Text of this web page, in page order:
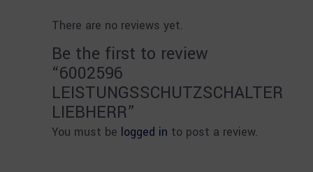
There are no reviews yet.
Be the first to review
“6002596
LEISTUNGSSCHUTZSCHALTER
LIEBHERR”
You must be logged in to post a review.